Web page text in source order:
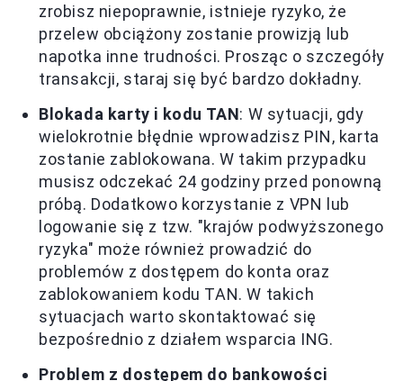
zrobisz niepoprawnie, istnieje ryzyko, że
przelew obciążony zostanie prowizją lub
napotka inne trudności. Prosząc o szczegóły
transakcji, staraj się być bardzo dokładny.
Blokada karty i kodu TAN: W sytuacji, gdy
wielokrotnie błędnie wprowadzisz PIN, karta
zostanie zablokowana. W takim przypadku
musisz odczekać 24 godziny przed ponowną
próbą. Dodatkowo korzystanie z VPN lub
logowanie się z tzw. "krajów podwyższonego
ryzyka" może również prowadzić do
problemów z dostępem do konta oraz
zablokowaniem kodu TAN. W takich
sytuacjach warto skontaktować się
bezpośrednio z działem wsparcia ING.
Problem z dostępem do bankowości